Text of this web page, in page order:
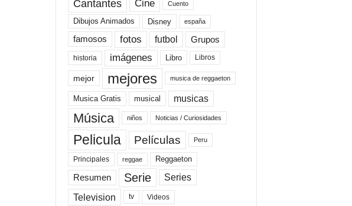
Cantantes Cine Cuento
Dibujos Animados Disney españa
famosos fotos futbol Grupos
historia imágenes Libro Libros
mejor mejores musica de reggaeton
Musica Gratis musical musicas
Música niños Noticias / Curiosidades
Pelicula Películas Peru
Principales reggae Reggaeton
Resumen Serie Series
Television tv Videos